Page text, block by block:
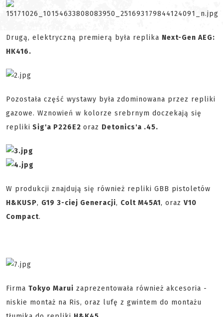
Drugą, elektryczną premierą była replika Next-Gen AEG:
HK416.
Pozostała część wystawy była zdominowana przez repliki
gazowe. Wznowień w kolorze srebrnym doczekają się
repliki Sig'a P226E2 oraz Detonics'a .45.
W produkcji znajdują się również repliki GBB pistoletów
H&KUSP, G19 3-ciej Generacji, Colt M45A1, oraz V10
Compact.
Firma Tokyo Marui zaprezentowała również akcesoria -
niskie montaż na Ris, oraz lufę z gwintem do montażu